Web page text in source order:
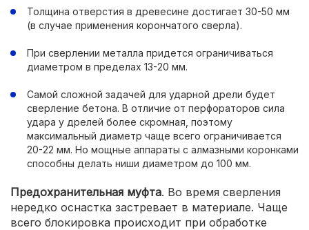
Толщина отверстия в древесине достигает 30-50 мм
(в случае применения корончатого сверла).
При сверлении металла придется ограничиваться
диаметром в пределах 13-20 мм.
Самой сложной задачей для ударной дрели будет
сверление бетона. В отличие от перфораторов сила
удара у дрелей более скромная, поэтому
максимальный диаметр чаще всего ограничивается
20-22 мм. Но мощные аппараты с алмазными коронками
способны делать ниши диаметром до 100 мм.
Предохранительная муфта. Во время сверления
нередко оснастка застревает в материале. Чаще
всего блокировка происходит при обработке